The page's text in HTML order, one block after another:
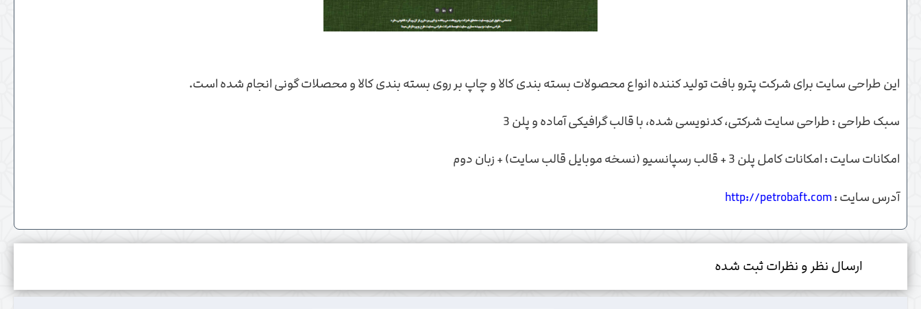
این طراحی سایت برای شرکت پترو بافت تولید کننده انواع محصولات بسته بندی کالا و چاپ بر روی بسته بندی کالا و محصلات گونی انجام شده است.
سبک طراحی : طراحی سایت شرکتی، کدنویسی شده، با قالب گرافیکی آماده و پلن 3
امکانات سایت : امکانات کامل پلن 3 + قالب رسپانسیو (نسخه موبایل قالب سایت) + زبان دوم
آدرس سایت :http://petrobaft.com
ارسال نظر و نظرات ثبت شده